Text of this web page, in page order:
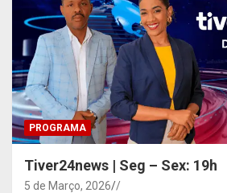
PROGRAMA
Tiver24news | Seg – Sex: 19h
5 de Março, 2026 /